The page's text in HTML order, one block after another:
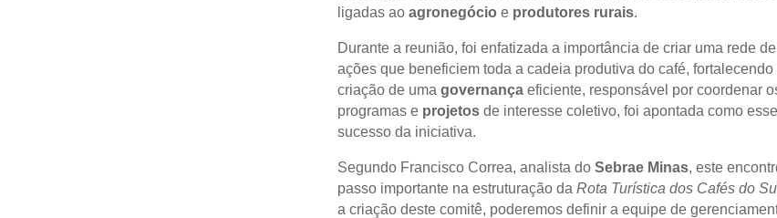
ligadas ao agronegócio e produtores rurais.
Durante a reunião, foi enfatizada a importância de criar uma rede de
ações que beneficiem toda a cadeia produtiva do café, fortalecendo
criação de uma governançaeficiente, responsável por coordenar
programas e projetosde interesse coletivo, foi apontada como
sucesso da iniciativa.
Segundo Francisco Correa, analista do Sebrae Minas, este
passo importante na estruturação da Rota Turística dos Cafés do
a criação deste comitê, poderemos definir a equipe de